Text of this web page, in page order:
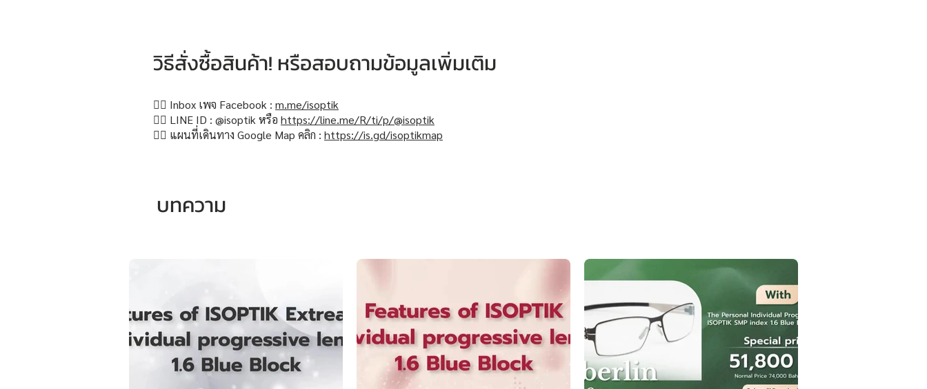
วิธีสั่งซื้อสินค้า! หรือสอบถามข้อมูลเพิ่มเติม
👉🏻 Inbox เพจ Facebook : m.me/isoptik
👉🏻 LINE ID : @isoptik หรือ https://line.me/R/ti/p/@isoptik
👉🏻 แผนที่เดินทาง Google Map คลิก : https://is.gd/isoptikmap
บทความ